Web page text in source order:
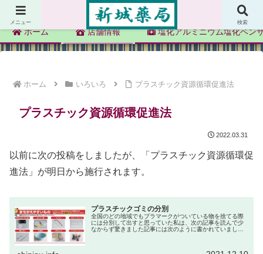
新城薬局
ホーム 店舗情報 塩化アルミニウム塩化ベン
ホーム いろいろ プラスチック資源循環促進法
プラスチック資源循環促進法
2022.03.31
以前に次の投稿をしましたが、「プラスチック資源循環促
進法」が明日から施行されます。
プラスチックゴミの分別
全国のどの地域でもプラマークがついている物を捨てる際
には分別して出すと思っていた私は、次の記事を読んで少
なからず驚きました記事には次のように書かれていまし
メニュー 検索